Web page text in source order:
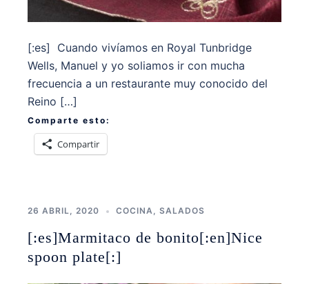
[:es] Cuando vivíamos en Royal Tunbridge
Wells, Manuel y yo soliamos ir con mucha
frecuencia a un restaurante muy conocido del
Reino […]
Comparte esto:
Compartir
26 ABRIL, 2020 COCINA SALADOS
[:es]Marmitaco de bonito[:en]Nice
spoon plate[:]